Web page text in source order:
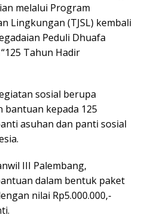
melalui Program
Lingkungan (TJSL) kembali
Peduli Dhuafa
Tahun Hadir
sosial berupa
kepada 125
asuhan dan panti sosial
III Palembang,
dalam bentuk paket
nilai Rp5.000.000,-